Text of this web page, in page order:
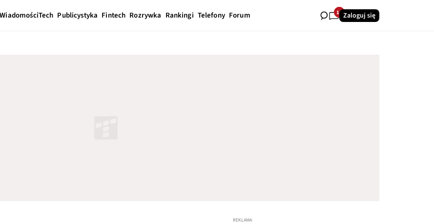
WiadomościTech Publicystyka Fintech Rozrywka Rankingi Telefony Forum 15Zaloguj się